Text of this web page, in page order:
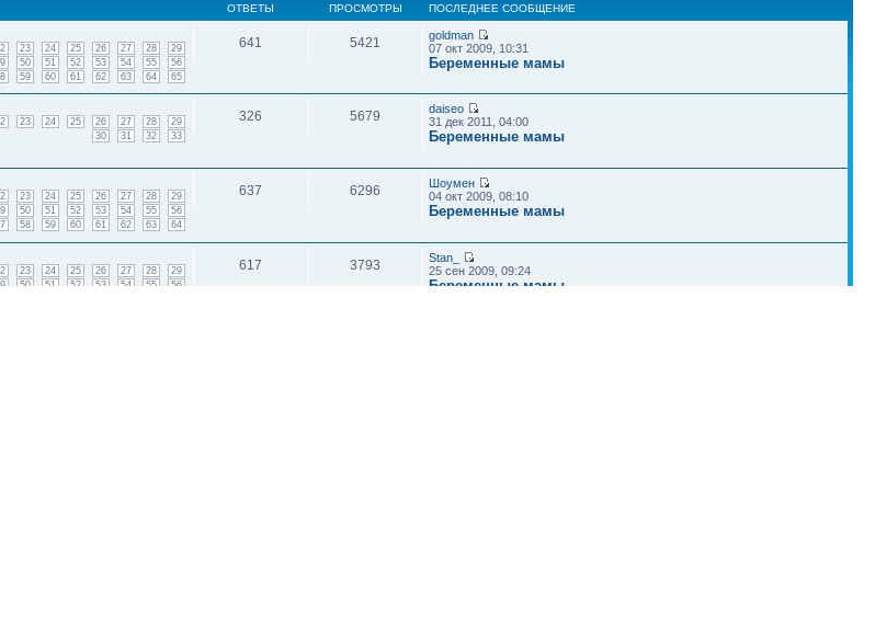
ОТВЕТЫ ПРОСМОТРЫ ПОСЛЕДНЕЕ СООБЩЕНИЕ
23 24 25 26 27 28
29
50 51 52 53 54 55
56
59 60 61 62 63 64 65
641 5421
goldman
07 окт 2009, 10:31
Беременные мамы
23 24 25 26 27 28
29
30
31 32 33
326 5679
daiseo
31 дек 2011, 04:00
Беременные мамы
23 24 25 26 27 28
29
50 51 52 53 54 55
56
58 59 60 61 62 63 64
637 6296
Шоумен
04 окт 2009, 08:10
Беременные мамы
23 24 25 26 27 28
29
50 51 52 53 54 55
56
617 3793
Stan_
25 сен 2009, 09:24
Беременные мамы